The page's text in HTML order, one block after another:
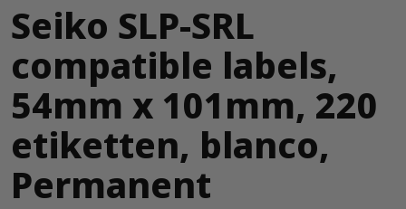
Seiko SLP-SRL
compatible labels,
54mm x 101mm, 220
etiketten, blanco,
Permanent